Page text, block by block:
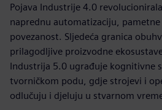
Pojava Industrije 4.0
naprednu automatizaciju,
povezanost. Sljedeća granica
prilagodljive proizvodne
Industrija 5.0 ugrađuje kognitivne
tvorničkom podu, gdje strojevi i
odlučuju i djeluju u stvarnom